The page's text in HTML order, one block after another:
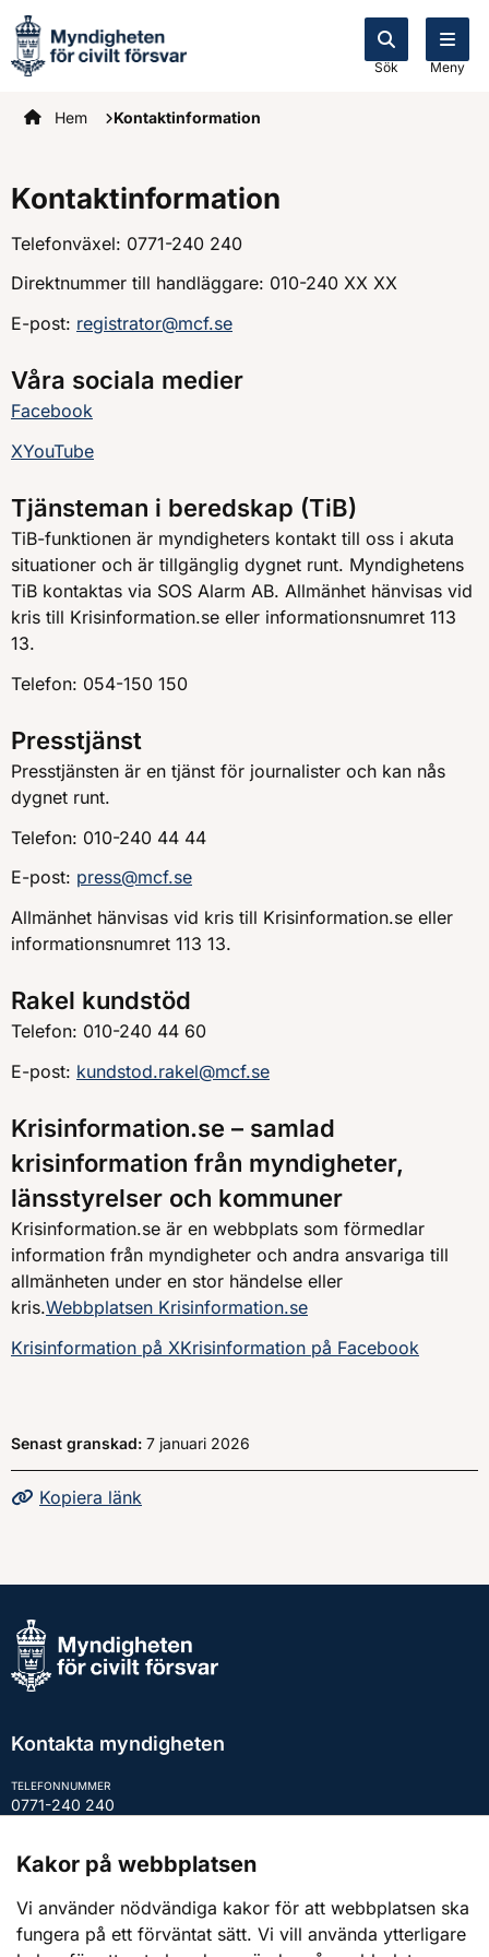
Sök Meny
Startsidan
Hem Kontaktinformation
Kontaktinformation
Telefonväxel: 0771-240 240
Direktnummer till handläggare: 010-240 XX XX
E-post: registrator@mcf.se
Våra sociala medier
Facebook
XYouTube
Tjänsteman i beredskap (TiB)
TiB-funktionen är myndigheters kontakt till oss i akuta
situationer och är tillgänglig dygnet runt. Myndighetens
TiB kontaktas via SOS Alarm AB. Allmänhet hänvisas vid
kris till Krisinformation.se eller informationsnumret 113
13.
Telefon: 054-150 150
Presstjänst
Presstjänsten är en tjänst för journalister och kan nås
dygnet runt.
Telefon: 010-240 44 44
E-post: press@mcf.se
Allmänhet hänvisas vid kris till Krisinformation.se eller
informationsnumret 113 13.
Rakel kundstöd
Telefon: 010-240 44 60
E-post: kundstod.rakel@mcf.se
Krisinformation.se – samlad
krisinformation från myndigheter,
länsstyrelser och kommuner
Krisinformation.se är en webbplats som förmedlar
information från myndigheter och andra ansvariga till
allmänheten under en stor händelse eller
kris.Webbplatsen Krisinformation.se
Krisinformation på XKrisinformation på Facebook
Senast granskad: 7 januari 2026
Kopiera sidans
länk
Kontakta myndigheten
TELEFONNUMMER
0771-240 240
registrator@mcf.se
POSTADRESS
651 81 Karlstad
Kakor på webbplatsen
Vi använder nödvändiga kakor för att webbplatsen ska
fungera på ett förväntat sätt. Vi vill använda ytterligare